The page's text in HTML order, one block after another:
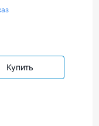
Купить